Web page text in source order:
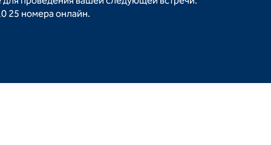
25 номера онлайн.